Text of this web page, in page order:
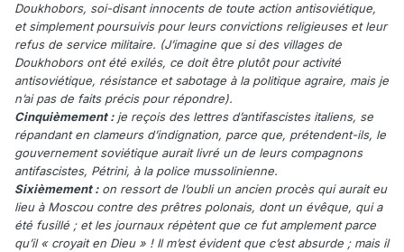
Doukhobors, soi-disant innocents de toute action antisoviétique,
et simplement poursuivis pour leurs convictions religieuses et leur
refus de service militaire. (J’imagine que si des villages de
Doukhobors ont été exilés, ce doit être plutôt pour activité
antisoviétique, résistance et sabotage à la politique agraire, mais je
n’ai pas de faits précis pour répondre).
Cinquièmement :je reçois des lettres d’antifascistes italiens, se
répandant en clameurs d’indignation, parce que, prétendent-ils, le
gouvernement soviétique aurait livré un de leurs compagnons
antifascistes, Pétrini, à la police mussolinienne.
Sixièmement :on ressort de l’oubli un ancien procès qui aurait eu
lieu à Moscou contre des prêtres polonais, dont un évêque, qui a
été fusillé ; et les journaux répètent que ce fut amplement parce
qu’il « croyait en Dieu » ! Il m’est évident que c’est absurde ; mais il